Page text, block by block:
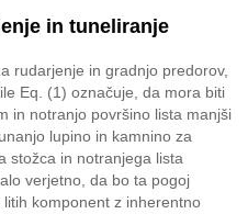
in tuneliranje
rudarjenje in gradnjo predorov,
Eq. (1) označuje, da mora biti
in notranjo površino lista manjši
lupino in kamnino za
stožca in notranjega lista
verjetno, da bo ta pogoj
komponent z inherentno